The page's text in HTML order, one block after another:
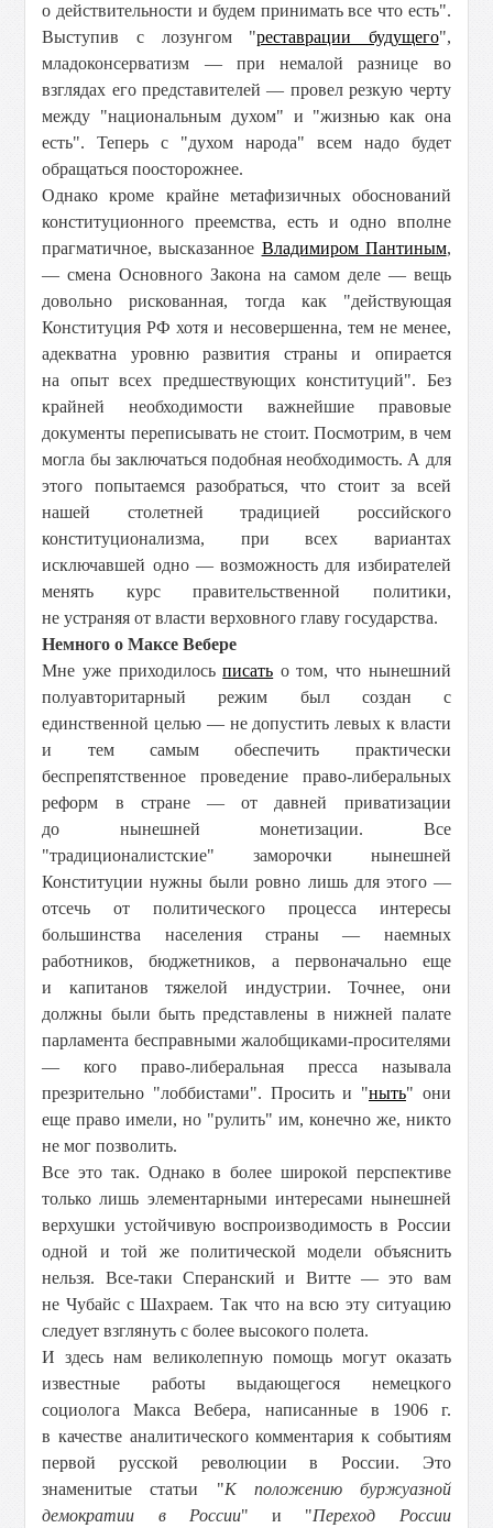
о действительности и будем принимать все что есть".
Выступив с лозунгом "реставрации будущего",
младоконсерватизм — при немалой разнице во
взглядах его представителей — провел резкую черту
между "национальным духом" и "жизнью как она
есть". Теперь с "духом народа" всем надо будет
обращаться поосторожнее.
Однако кроме крайне метафизичных обоснований
конституционного преемства, есть и одно вполне
прагматичное, высказанное Владимиром Пантиным,
— смена Основного Закона на самом деле — вещь
довольно рискованная, тогда как "действующая
Конституция РФ хотя и несовершенна, тем не менее,
адекватна уровню развития страны и опирается
на опыт всех предшествующих конституций". Без
крайней необходимости важнейшие правовые
документы переписывать не стоит. Посмотрим, в чем
могла бы заключаться подобная необходимость. А для
этого попытаемся разобраться, что стоит за всей
нашей столетней традицией российского
конституционализма, при всех вариантах
исключавшей одно — возможность для избирателей
менять курс правительственной политики,
не устраняя от власти верховного главу государства.
Немного о Максе Вебере
Мне уже приходилосьписать о том, что нынешний
полуавторитарный режим был создан с
единственной целью — не допустить левых к власти
и тем самым обеспечить практически
беспрепятственное проведение право-либеральных
реформ в стране — от давней приватизации
до нынешней монетизации. Все
"традиционалистские" заморочки нынешней
Конституции нужны были ровно лишь для этого —
отсечь от политического процесса интересы
большинства населения страны — наемных
работников, бюджетников, а первоначально еще
и капитанов тяжелой индустрии. Точнее, они
должны были быть представлены в нижней палате
парламента бесправными жалобщиками-просителями
— кого право-либеральная пресса называла
презрительно "лоббистами". Просить и "ныть" они
еще право имели, но "рулить" им, конечно же, никто
не мог позволить.
Все это так. Однако в более широкой перспективе
только лишь элементарными интересами нынешней
верхушки устойчивую воспроизводимость в России
одной и той же политической модели объяснить
нельзя. Все-таки Сперанский и Витте — это вам
не Чубайс с Шахраем. Так что на всю эту ситуацию
следует взглянуть с более высокого полета.
И здесь нам великолепную помощь могут оказать
известные работы выдающегося немецкого
социолога Макса Вебера, написанные в 1906 г.
в качестве аналитического комментария к событиям
первой русской революции в России. Это
знаменитые статьи "К положению буржуазной
демократии в России" и "Переход России